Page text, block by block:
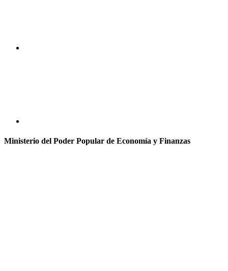
Ministerio del Poder Popular de Economía y Finanzas